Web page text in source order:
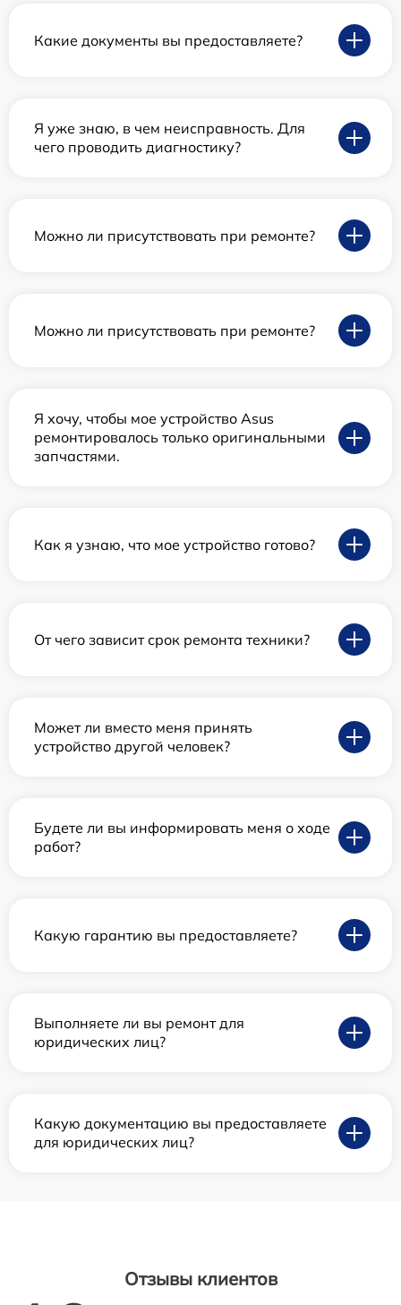
Какие документы вы предоставляете?
Я уже знаю, в чем неисправность. Для
чего проводить диагностику?
Можно ли присутствовать при ремонте?
Можно ли присутствовать при ремонте?
Я хочу, чтобы мое устройство Asus
ремонтировалось только оригинальными
запчастями.
Как я узнаю, что мое устройство готово?
От чего зависит срок ремонта техники?
Может ли вместо меня принять
устройство другой человек?
Будете ли вы информировать меня о ходе
работ?
Какую гарантию вы предоставляете?
Выполняете ли вы ремонт для
юридических лиц?
Какую документацию вы предоставляете
для юридических лиц?
Отзывы клиентов